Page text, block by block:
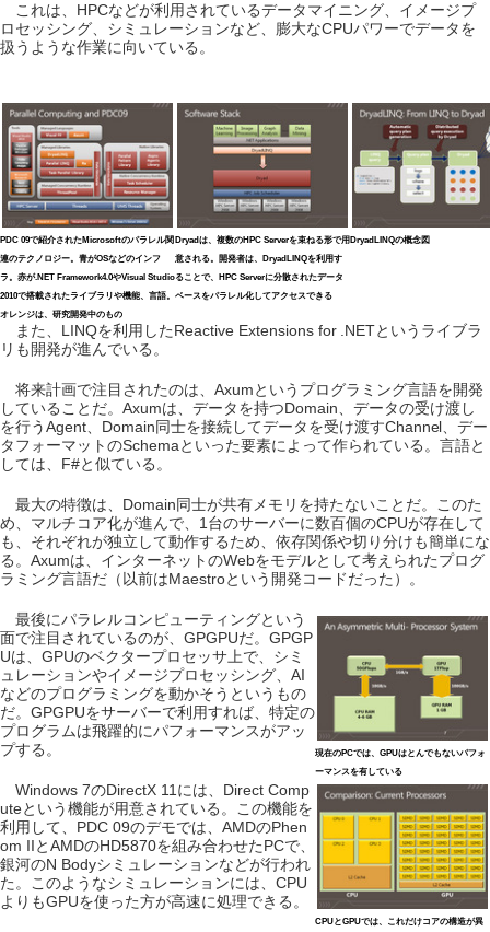
これは、HPCなどが利用されているデータマイニング、イメージプ
ロセッシング、シミュレーションなど、膨大なCPUパワーでデータを
扱うような作業に向いている。
PDC 09で紹介されたMicrosoftのパラレル関
連のテクノロジー。青がOSなどのインフ
ラ。赤が.NET Framework4.0やVisual Studio
2010で搭載されたライブラリや機能、言語。
オレンジは、研究開発中のもの
Dryadは、複数のHPC Serverを束ねる形で用
意される。開発者は、DryadLINQを利用す
ることで、HPC Serverに分散されたデータ
ベースをパラレル化してアクセスできる
DryadLINQの概念図
また、LINQを利用したReactive Extensions for .NETというライブラ
リも開発が進んでいる。
将来計画で注目されたのは、Axumというプログラミング言語を開発
していることだ。Axumは、データを持つDomain、データの受け渡し
を行うAgent、Domain同士を接続してデータを受け渡すChannel、デー
タフォーマットのSchemaといった要素によって作られている。言語と
しては、F#と似ている。
最大の特徴は、Domain同士が共有メモリを持たないことだ。このた
め、マルチコア化が進んで、1台のサーバーに数百個のCPUが存在して
も、それぞれが独立して動作するため、依存関係や切り分けも簡単にな
る。Axumは、インターネットのWebをモデルとして考えられたプログ
ラミング言語だ（以前はMaestroという開発コードだった）。
現在のPCでは、GPUはとんでもないパフォ
ーマンスを有している
CPUとGPUでは、これだけコアの構造が異
最後にパラレルコンピューティングという
面で注目されているのが、GPGPUだ。GPGP
Uは、GPUのベクタープロセッサ上で、シミ
ュレーションやイメージプロセッシング、AI
などのプログラミングを動かそうというもの
だ。GPGPUをサーバーで利用すれば、特定の
プログラムは飛躍的にパフォーマンスがアッ
プする。
Windows 7のDirectX 11には、Direct Comp
uteという機能が用意されている。この機能を
利用して、PDC 09のデモでは、AMDのPhen
om IIとAMDのHD5870を組み合わせたPCで、
銀河のN Bodyシミュレーションなどが行われ
た。このようなシミュレーションには、CPU
よりもGPUを使った方が高速に処理できる。